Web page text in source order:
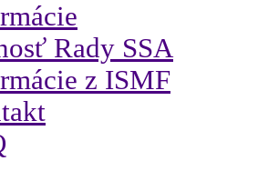
Rady SSA
z ISMF